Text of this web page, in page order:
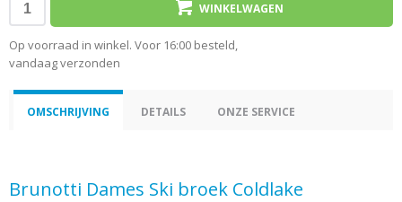
WINKELWAGEN
Op voorraad in winkel. Voor 16:00 besteld,
vandaag verzonden
OMSCHRIJVING DETAILS ONZE SERVICE
Brunotti Dames Ski broek Coldlake